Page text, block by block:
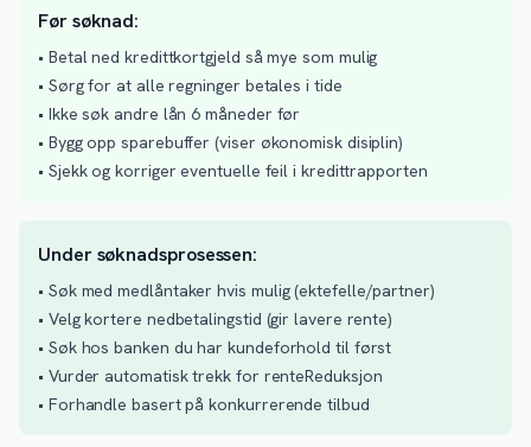
Før søknad:
• Betal ned kredittkortgjeld så mye som mulig
• Sørg for at alle regninger betales i tide
• Ikke søk andre lån 6 måneder før
• Bygg opp sparebuffer (viser økonomisk disiplin)
• Sjekk og korriger eventuelle feil i kredittrapporten
Under søknadsprosessen:
• Søk med medlåntaker hvis mulig (ektefelle/partner)
• Velg kortere nedbetalingstid (gir lavere rente)
• Søk hos banken du har kundeforhold til først
• Vurder automatisk trekk for renteReduksjon
• Forhandle basert på konkurrerende tilbud